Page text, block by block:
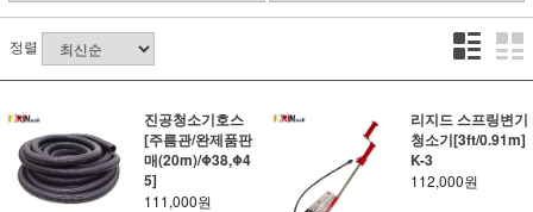
정렬
진공청소기호스
[주름관/완제품판
매(20m)/Φ38,Φ4
5]
111,000원
리지드 스프링변기
청소기[3ft/0.91m]
K-3
112,000원